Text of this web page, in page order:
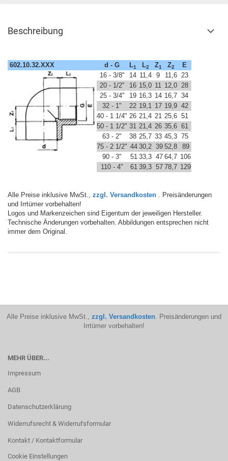
Beschreibung
602.10.32.XXX d - G L1 L2 Z1 Z2
E
16 - 3/8"
14 11,4 9 11,6 23
20 - 1/2"
16 15,0 11 12,0 28
25 - 3/4"
19 16,3 14 16,7 34
32 - 1"
22 19,1 17 19,9 42
40 - 1 1/4" 26 21,4 21 25,6 51
50 - 1 1/2" 31 21,4 26 35,6 61
63 - 2"
38 25,7 33 45,3 75
75 - 2 1/2" 44 30,2 39 52,8
89
90 - 3"
51 33,3 47 64,7 106
110 - 4"
61 39,3 57 78,7 129
Alle Preise inklusive MwSt., zzgl. Versandkosten . Preisänderungen
und Irrtümer vorbehalten!
Logos und Markenzeichen sind Eigentum der jeweiligen Hersteller.
Technische Änderungen vorbehalten. Abbildungen entsprechen nicht
immer dem Original.
Alle Preise inklusive MwSt., zzgl. Versandkosten. Preisänderungen und
Irrtümer vorbehalten!
MEHR ÜBER...
Impressum
AGB
Datenschutzerklärung
Widerrufsrecht & Widerrufsformular
Kontakt / Kontaktformular
Cookie Einstellungen